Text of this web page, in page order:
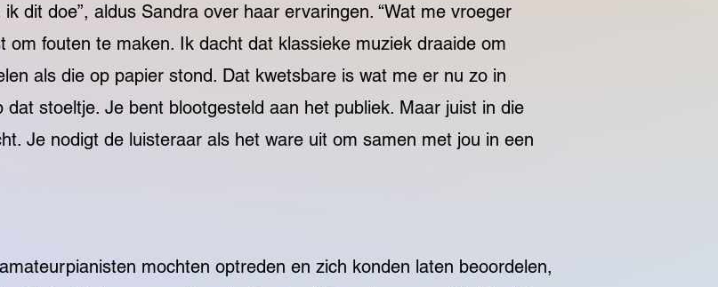
dit doe”, aldus Sandra over haar ervaringen. “Wat me vroeger
fouten te maken. Ik dacht dat klassieke muziek draaide om
als die op papier stond. Dat kwetsbare is wat me er nu zo in
stoeltje. Je bent blootgesteld aan het publiek. Maar juist in die
Je nodigt de luisteraar als het ware uit om samen met jou in een
mochten optreden en zich konden laten beoordelen,